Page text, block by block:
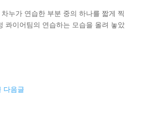
누가 연습한 부분 중의 하나를 짧게 찍
콰이어팀의 연습하는 모습을 올려 놓았
다음글